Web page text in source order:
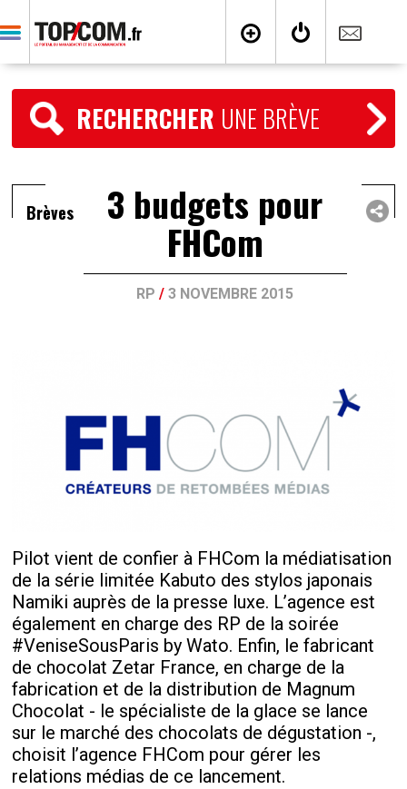
RECHERCHER UNE BRÈVE
Brèves 3 budgets pour
FHCom
RP /3 NOVEMBRE 2015
Pilot vient de confier à FHCom la médiatisation
de la série limitée Kabuto des stylos japonais
Namiki auprès de la presse luxe. L’agence est
également en charge des RP de la soirée
#VeniseSousParis by Wato. Enfin, le fabricant
de chocolat Zetar France, en charge de la
fabrication et de la distribution de Magnum
Chocolat - le spécialiste de la glace se lance
sur le marché des chocolats de dégustation -,
choisit l’agence FHCom pour gérer les
relations médias de ce lancement.